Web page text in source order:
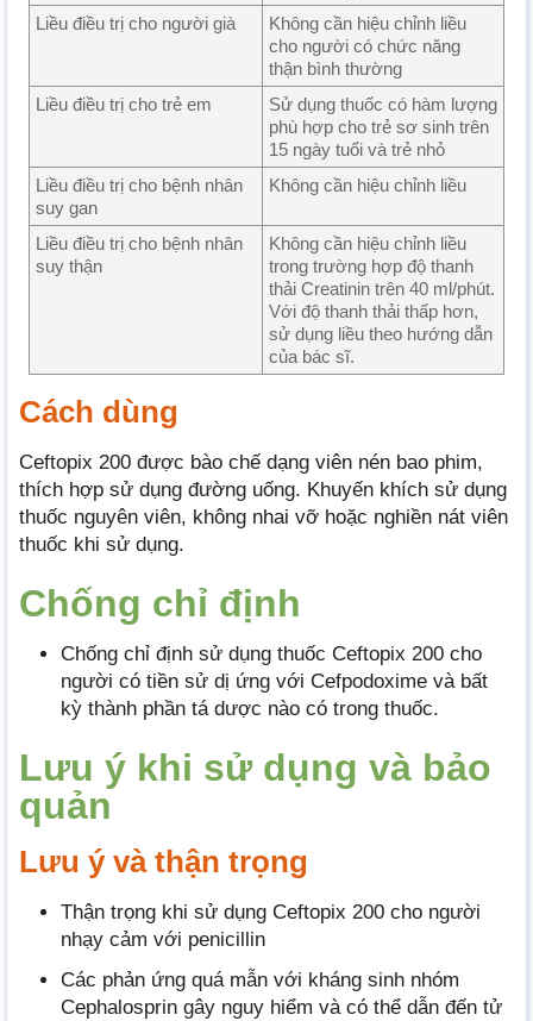
Liều điều trị cho người già
Không cần hiệu chỉnh liều
cho người có chức năng
thận bình thường
Liều điều trị cho trẻ em
Sử dụng thuốc có hàm lượng
phù hợp cho trẻ sơ sinh trên
15 ngày tuổi và trẻ nhỏ
Liều điều trị cho bệnh nhân
suy gan
Không cần hiệu chỉnh liều
Liều điều trị cho bệnh nhân
suy thận
Không cần hiệu chỉnh liều
trong trường hợp độ thanh
thải Creatinin trên 40 ml/phút.
Với độ thanh thải thấp hơn,
sử dụng liều theo hướng dẫn
của bác sĩ.
Cách dùng
Ceftopix 200 được bào chế dạng viên nén bao phim,
thích hợp sử dụng đường uống. Khuyến khích sử dụng
thuốc nguyên viên, không nhai vỡ hoặc nghiền nát viên
thuốc khi sử dụng.
Chống chỉ định
Chống chỉ định sử dụng thuốc Ceftopix 200 cho
người có tiền sử dị ứng với Cefpodoxime và bất
kỳ thành phần tá dược nào có trong thuốc.
Lưu ý khi sử dụng và bảo
quản
Lưu ý và thận trọng
Thận trọng khi sử dụng Ceftopix 200 cho người
nhạy cảm với penicillin
Các phản ứng quá mẫn với kháng sinh nhóm
Cephalosprin gây nguy hiểm và có thể dẫn đến tử